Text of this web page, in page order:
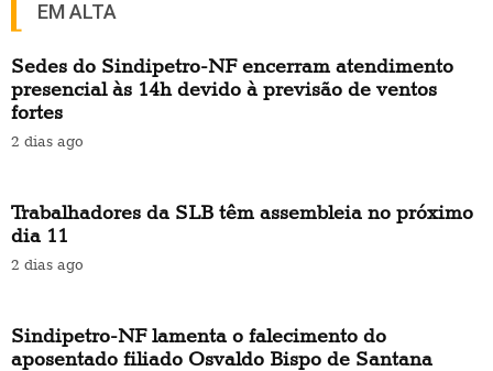
EM ALTA
Sedes do Sindipetro-NF encerram atendimento
presencial às 14h devido à previsão de ventos
fortes
2 dias ago
Trabalhadores da SLB têm assembleia no próximo
dia 11
2 dias ago
Sindipetro-NF lamenta o falecimento do
aposentado filiado Osvaldo Bispo de Santana